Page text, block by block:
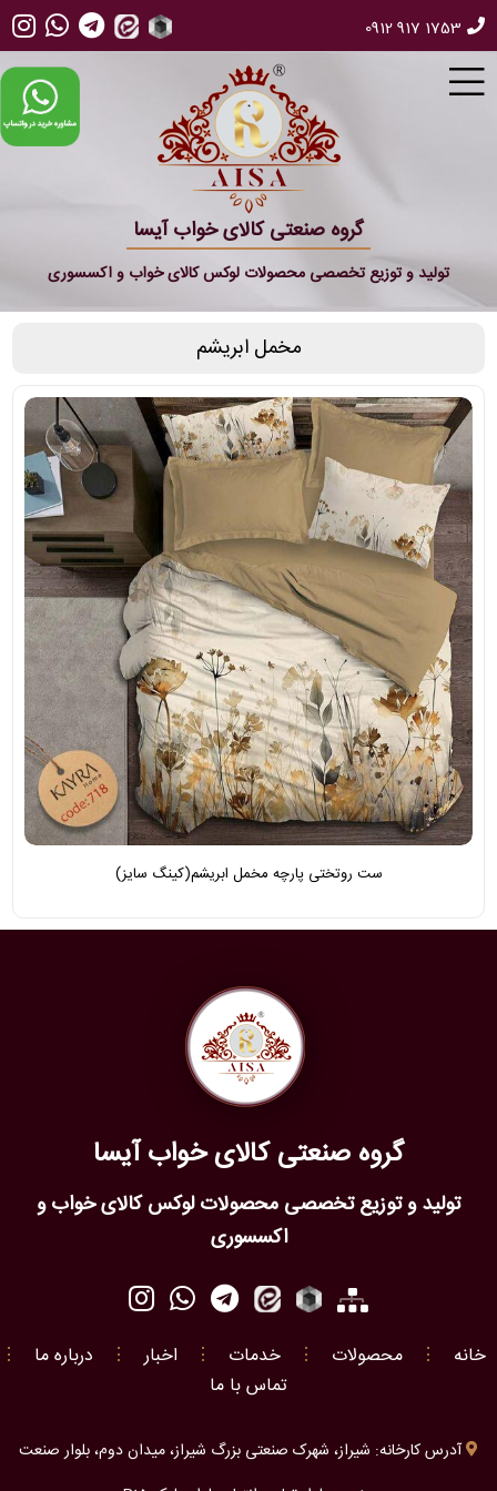
0912 917 1753
گروه صنعتی کالای خواب آیسا
تولید و توزیع تخصصی محصولات لوکس کالای خواب و اکسسوری
مخمل ابریشم
ست روتختی پارچه مخمل ابریشم(کینگ سایز)
گروه صنعتی کالای خواب آیسا
تولید و توزیع تخصصی محصولات لوکس کالای خواب و
اکسسوری
خانه ⋮ محصولات ⋮ خدمات ⋮ اخبار ⋮ درباره ما
⋮
تماس با ما
آدرس کارخانه: شیراز، شهرک صنعتی بزرگ شیراز، میدان دوم، بلوار صنعت